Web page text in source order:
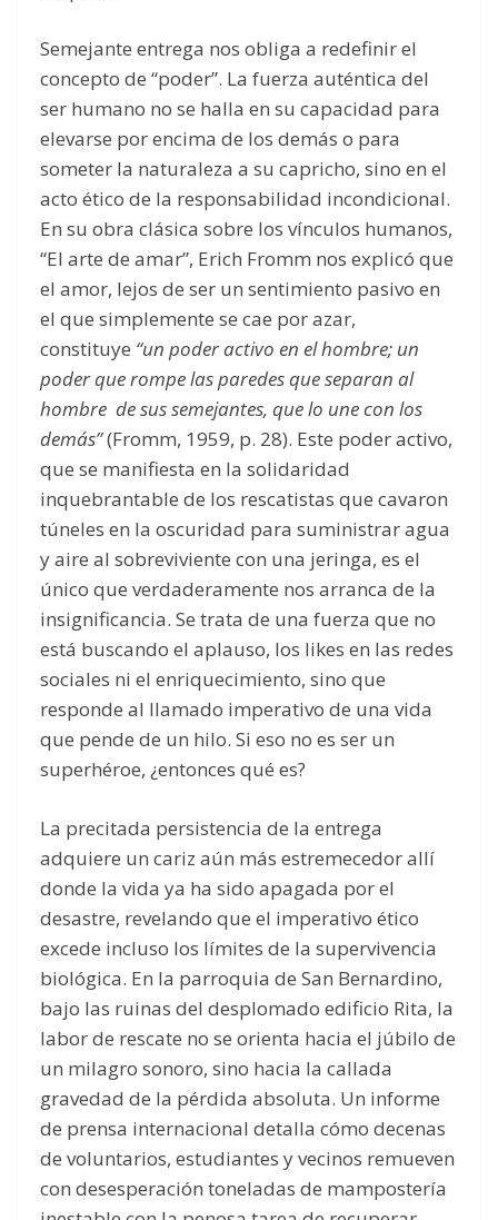
Semejante entrega nos obliga a redefinir el
concepto de “poder”. La fuerza auténtica del
ser humano no se halla en su capacidad para
elevarse por encima de los demás o para
someter la naturaleza a su capricho, sino en el
acto ético de la responsabilidad incondicional.
En su obra clásica sobre los vínculos humanos,
“El arte de amar”, Erich Fromm nos explicó que
el amor, lejos de ser un sentimiento pasivo en
el que simplemente se cae por azar,
constituye “un poder activo en el hombre; un
poder que rompe las paredes que separan al
hombre de sus semejantes, que lo une con los
demás”(Fromm, 1959, p. 28). Este poder activo,
que se manifiesta en la solidaridad
inquebrantable de los rescatistas que cavaron
túneles en la oscuridad para suministrar agua
y aire al sobreviviente con una jeringa, es el
único que verdaderamente nos arranca de la
insignificancia. Se trata de una fuerza que no
está buscando el aplauso, los likes en las redes
sociales ni el enriquecimiento, sino que
responde al llamado imperativo de una vida
que pende de un hilo. Si eso no es ser un
superhéroe, ¿entonces qué es?
La precitada persistencia de la entrega
adquiere un cariz aún más estremecedor allí
donde la vida ya ha sido apagada por el
desastre, revelando que el imperativo ético
excede incluso los límites de la supervivencia
biológica. En la parroquia de San Bernardino,
bajo las ruinas del desplomado edificio Rita, la
labor de rescate no se orienta hacia el júbilo de
un milagro sonoro, sino hacia la callada
gravedad de la pérdida absoluta. Un informe
de prensa internacional detalla cómo decenas
de voluntarios, estudiantes y vecinos remueven
con desesperación toneladas de mampostería